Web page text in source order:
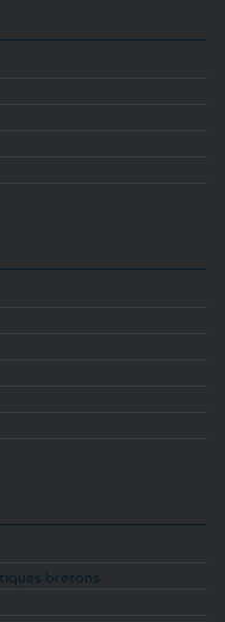
bretons